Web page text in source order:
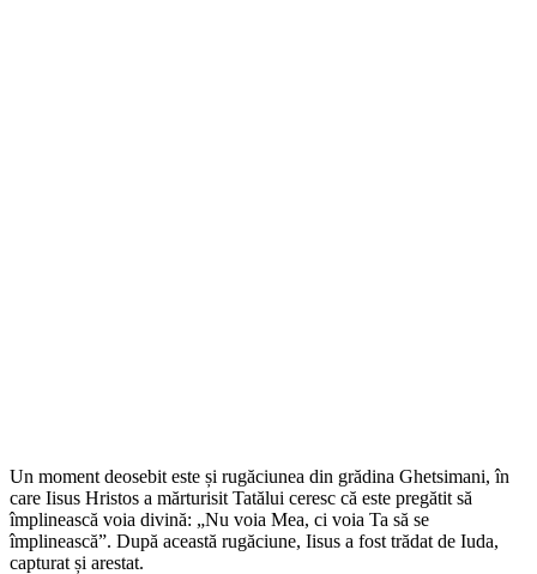
Un moment deosebit este și rugăciunea din grădina Ghetsimani, în
care Iisus Hristos a mărturisit Tatălui ceresc că este pregătit să
împlinească voia divină: „Nu voia Mea, ci voia Ta să se
împlinească”. După această rugăciune, Iisus a fost trădat de Iuda,
capturat și arestat.